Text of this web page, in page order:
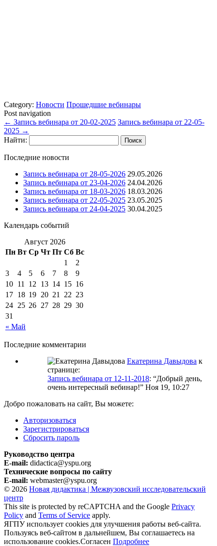
Category: Новости Прошедшие вебинары
Post navigation
← Запись вебинара от 20-02-2025 Запись вебинара от 22-05-
2025 →
Найти:
Последние новости
Запись вебинара от 28-05-2026 29.05.2026
Запись вебинара от 23-04-2026 24.04.2026
Запись вебинара от 18-03-2026 18.03.2026
Запись вебинара от 22-05-2025 23.05.2025
Запись вебинара от 24-04-2025 30.04.2025
Календарь событий
Август 2026
Пн Вт Ср Чт Пт Сб Вс
« Май
1
2
3
4 5 6 7 8
9
10 11 12 13 14 15 16
17 18 19 20 21 22 23
24 25 26 27 28 29 30
31
Последние комментарии
Екатерина Давыдова к
странице:
Запись вебинара от 12-11-2018: “Добрый день,
очень интересный вебинар!” Ноя 19, 10:27
Добро пожаловать на сайт, Вы можете:
Авторизоваться
Зарегистрироваться
Сбросить пароль
Руководство центра
E-mail: didactica@yspu.org
Технические вопросы по сайту
E-mail: webmaster@yspu.org
© 2026 Новая дидактика | Межвузовский исследовательский
центр
This site is protected by reCAPTCHA and the Google Privacy
Policy and Terms of Service apply.
ЯГПУ использует cookies для улучшения работы веб-сайта.
Пользуясь веб-сайтом в дальнейшем, Вы соглашаетесь на
использование cookies.Согласен Подробнее